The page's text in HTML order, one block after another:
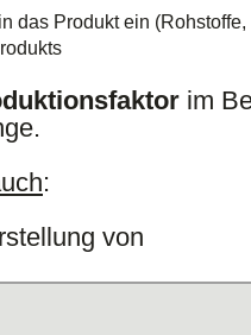
das Produkt ein
im
:
von
Beleuchtung,